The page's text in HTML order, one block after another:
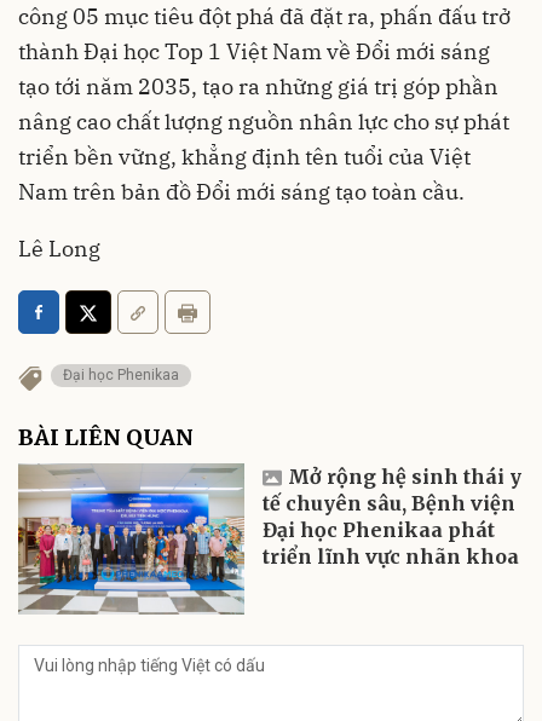
công 05 mục tiêu đột phá đã đặt ra, phấn đấu trở
thành Đại học Top 1 Việt Nam về Đổi mới sáng
tạo tới năm 2035, tạo ra những giá trị góp phần
nâng cao chất lượng nguồn nhân lực cho sự phát
triển bền vững, khẳng định tên tuổi của Việt
Nam trên bản đồ Đổi mới sáng tạo toàn cầu.
Lê Long
Đại học Phenikaa
BÀI LIÊN QUAN
Mở rộng hệ sinh thái y
tế chuyên sâu, Bệnh viện
Đại học Phenikaa phát
triển lĩnh vực nhãn khoa